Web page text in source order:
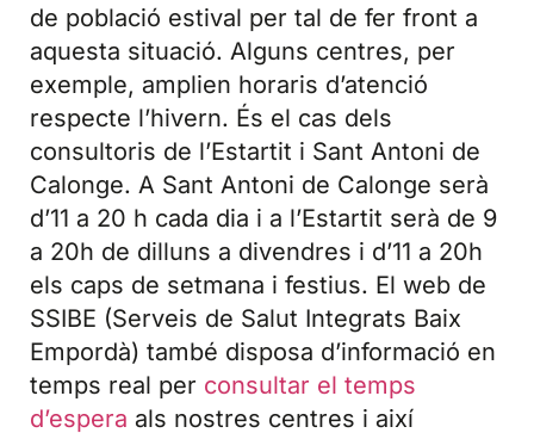
de població estival per tal de fer front a
aquesta situació. Alguns centres, per
exemple, amplien horaris d’atenció
respecte l’hivern. És el cas dels
consultoris de l’Estartit i Sant Antoni de
Calonge. A Sant Antoni de Calonge serà
d’11 a 20 h cada dia i a l’Estartit serà de 9
a 20h de dilluns a divendres i d’11 a 20h
els caps de setmana i festius. El web de
SSIBE (Serveis de Salut Integrats Baix
Empordà) també disposa d’informació en
temps real per consultar el temps
d’espera als nostres centres i així